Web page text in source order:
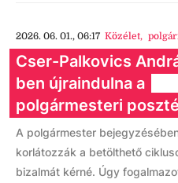
2026. 06. 01., 06:17 Közélet,
Cser-Palkovics
ben újraindulna a
polgármesteri
A polgármester
korlátozzák a betölthető
bizalmát kérné. Úgy